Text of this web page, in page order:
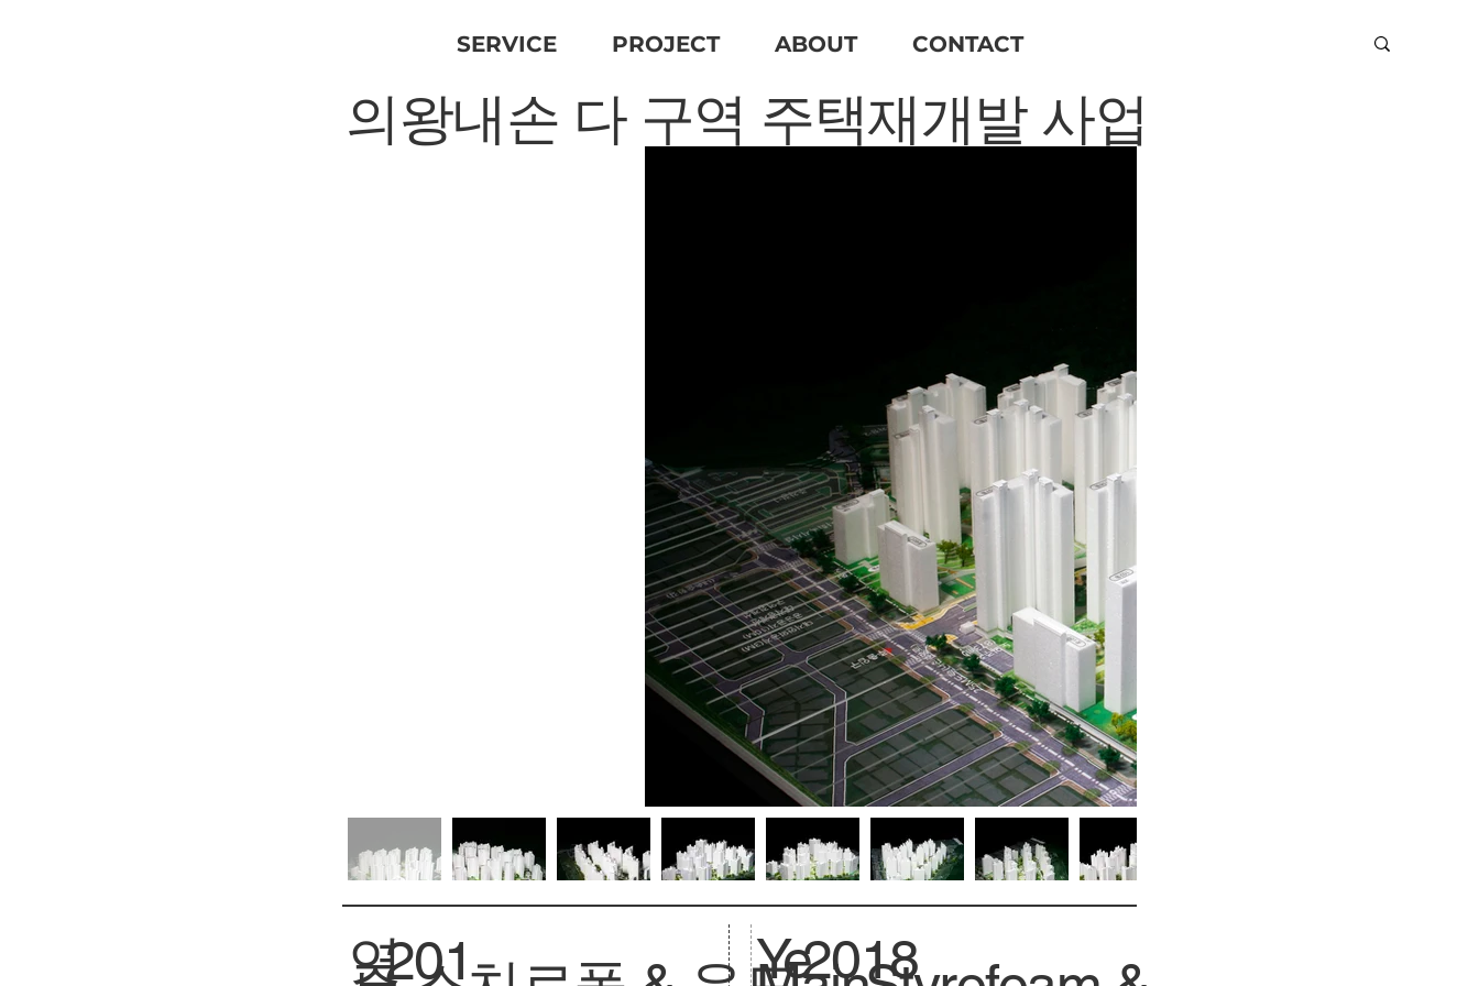
SERVICE PROJECT ABOUT CONTACT
의왕내손 다 구역 주택재개발 사업
연201
Ye2018